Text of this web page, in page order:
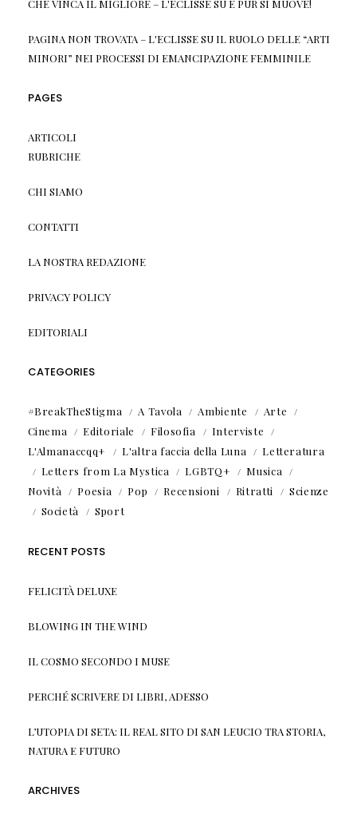
CHE VINCA IL MIGLIORE – L'ECLISSESU E PUR SI MUOVE!
PAGINA NON TROVATA – L'ECLISSESU IL RUOLO DELLE “ARTI
MINORI” NEI PROCESSI DI EMANCIPAZIONE FEMMINILE
PAGES
ARTICOLI
RUBRICHE
CHI SIAMO
CONTATTI
LA NOSTRA REDAZIONE
PRIVACY POLICY
EDITORIALI
CATEGORIES
#BreakTheStigma A Tavola Ambiente
Arte
Cinema
Editoriale Filosofia
Interviste
L'Almanaccqq+
L'altra faccia della Luna
Letteratura
Letters from La Mystica
LGBTQ+
Musica
Novità
Poesia Pop Recensioni Ritratti
Scienze
Società
Sport
RECENT POSTS
FELICITÀ DELUXE
BLOWING IN THE WIND
IL COSMO SECONDO I MUSE
PERCHÉ SCRIVERE DI LIBRI, ADESSO
L’UTOPIA DI SETA: IL REAL SITO DI SAN LEUCIO TRA STORIA,
NATURA E FUTURO
ARCHIVES